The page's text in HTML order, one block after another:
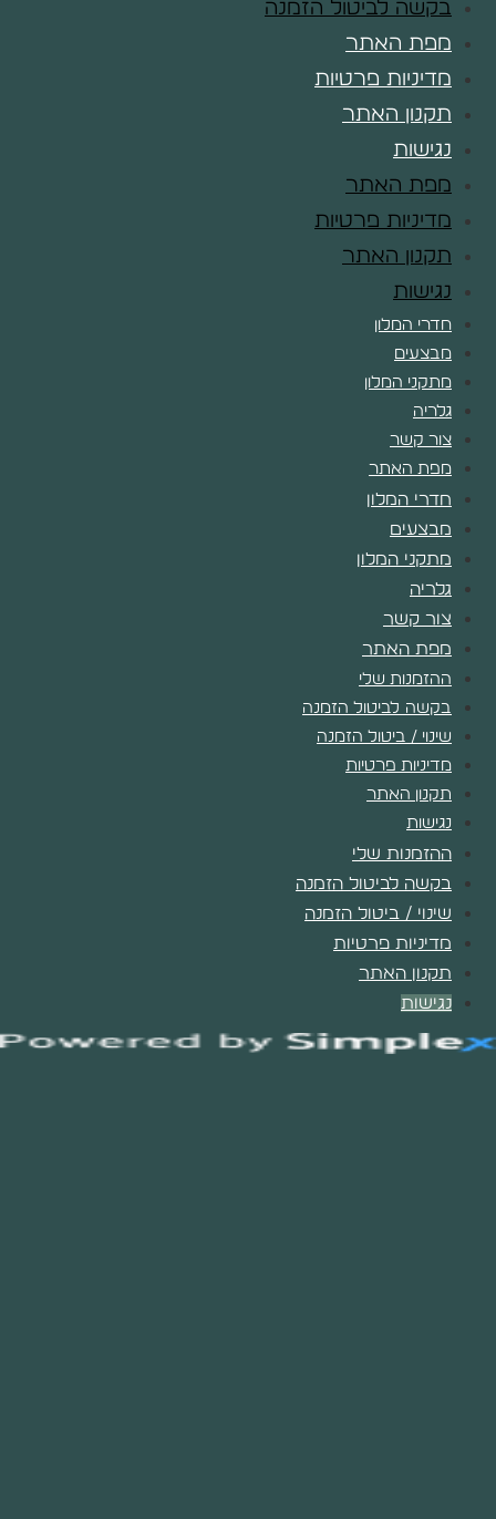
בקשה לביטול הזמנה
מפת האתר
מדיניות פרטיות
תקנון האתר
נגישות
מפת האתר
מדיניות פרטיות
תקנון האתר
נגישות
חדרי המלון
מבצעים
מתקני המלון
גלריה
צור קשר
מפת האתר
חדרי המלון
מבצעים
מתקני המלון
גלריה
צור קשר
מפת האתר
ההזמנות שלי
בקשה לביטול הזמנה
שינוי / ביטול הזמנה
מדיניות פרטיות
תקנון האתר
נגישות
ההזמנות שלי
בקשה לביטול הזמנה
שינוי / ביטול הזמנה
מדיניות פרטיות
תקנון האתר
נגישות